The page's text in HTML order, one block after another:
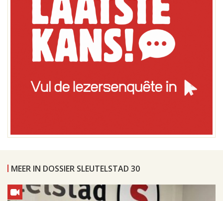
MEER IN DOSSIER SLEUTELSTAD 30